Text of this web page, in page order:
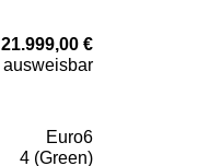
21.999,00 €
ausweisbar
Euro6
4 (Green)